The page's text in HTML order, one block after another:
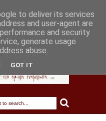
to deliver its services
and user-agent are
and security
generate usage
abuse.
GOT IT